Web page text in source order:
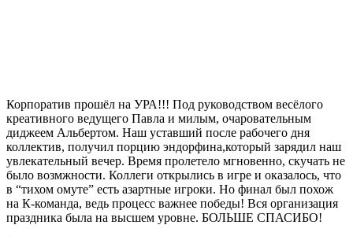
Корпоратив прошёл на УРА!!! Под руководством весёлого
креативного ведущего Павла и милым, очаровательным
диджеем Альбертом. Наш уставший после рабочего дня
коллектив, получил порцию эндорфина,который зарядил наш
увлекательный вечер. Время пролетело мгновенно, скучать не
было возмжности. Коллеги открылись в игре и оказалось, что
в “тихом омуте” есть азартные игроки. Но финал был похож
на К-команда, ведь процесс важнее победы! Вся организация
праздника была на высшем уровне. БОЛЬШЕ СПАСИБО!